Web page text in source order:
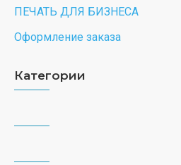
ПЕЧАТЬ ДЛЯ БИЗНЕСА
Оформление заказа
Категории